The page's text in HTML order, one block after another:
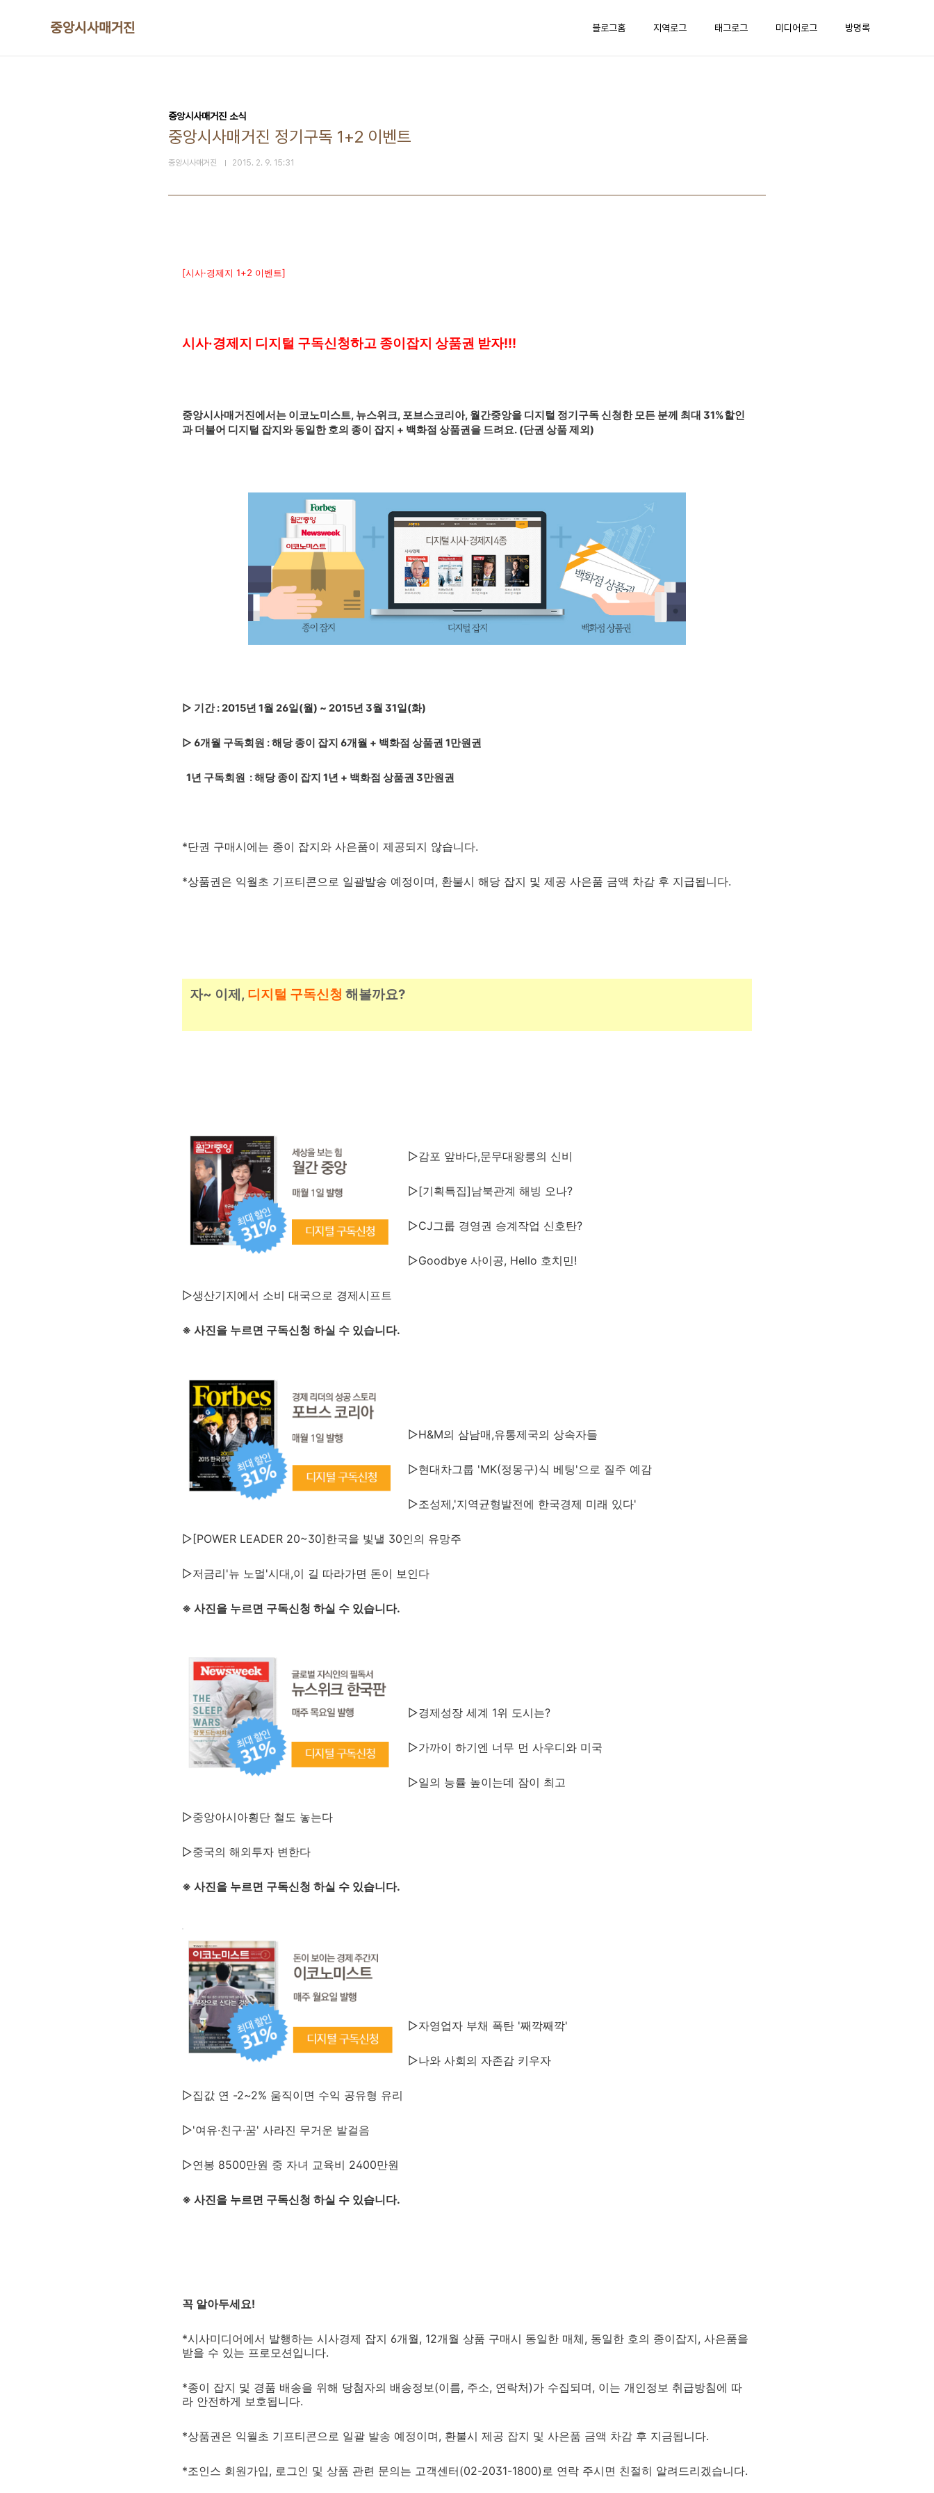
중앙시사매거진 블로그홈 지역로그 태그로그 미디어로그 방명록
중앙시사매거진 소식
중앙시사매거진 정기구독 1+2 이벤트
중앙시사매거진 2015. 2. 9. 15:31
[시사·경제지 1+2 이벤트]
시사·경제지 디지털 구독신청하고 종이잡지 상품권 받자!!!
중앙시사매거진에서는 이코노미스트, 뉴스위크, 포브스코리아, 월간중앙을 디지털 정기구독 신청한 모든 분께 최대 31%할인
과 더불어 디지털 잡지와 동일한 호의 종이 잡지 + 백화점 상품권을 드려요. (단권 상품 제외)
▷ 기간 : 2015년 1월 26일(월) ~ 2015년 3월 31일(화)
▷ 6개월 구독회원 : 해당 종이 잡지 6개월 + 백화점 상품권 1만원권
1년 구독회원 : 해당 종이 잡지 1년 + 백화점 상품권 3만원권
*단권 구매시에는 종이 잡지와 사은품이 제공되지 않습니다.
*상품권은 익월초 기프티콘으로 일괄발송 예정이며, 환불시 해당 잡지 및 제공 사은품 금액 차감 후 지급됩니다.
자~ 이제, 디지털 구독신청 해볼까요?
▷감포 앞바다,문무대왕릉의 신비
▷[기획특집]남북관계 해빙 오나?
▷CJ그룹 경영권 승계작업 신호탄?
▷Goodbye 사이공, Hello 호치민!
▷생산기지에서 소비 대국으로 경제시프트
※ 사진을 누르면 구독신청 하실 수 있습니다.
▷H&M의 삼남매,유통제국의 상속자들
▷현대차그룹 'MK(정몽구)식 베팅'으로 질주 예감
▷조성제,'지역균형발전에 한국경제 미래 있다'
▷[POWER LEADER 20~30]한국을 빛낼 30인의 유망주
▷저금리'뉴 노멀'시대,이 길 따라가면 돈이 보인다
※ 사진을 누르면 구독신청 하실 수 있습니다.
▷경제성장 세계 1위 도시는?
▷가까이 하기엔 너무 먼 사우디와 미국
▷일의 능률 높이는데 잠이 최고
▷중앙아시아횡단 철도 놓는다
▷중국의 해외투자 변한다
※ 사진을 누르면 구독신청 하실 수 있습니다.
▷자영업자 부채 폭탄 '째깍째깍'
▷나와 사회의 자존감 키우자
▷집값 연 -2~2% 움직이면 수익 공유형 유리
▷'여유·친구·꿈' 사라진 무거운 발걸음
▷연봉 8500만원 중 자녀 교육비 2400만원
※ 사진을 누르면 구독신청 하실 수 있습니다.
꼭 알아두세요!
*시사미디어에서 발행하는 시사경제 잡지 6개월, 12개월 상품 구매시 동일한 매체, 동일한 호의 종이잡지, 사은품을
받을 수 있는 프로모션입니다.
*종이 잡지 및 경품 배송을 위해 당첨자의 배송정보(이름, 주소, 연락처)가 수집되며, 이는 개인정보 취급방침에 따
라 안전하게 보호됩니다.
*상품권은 익월초 기프티콘으로 일괄 발송 예정이며, 환불시 제공 잡지 및 사은품 금액 차감 후 지금됩니다.
*조인스 회원가입, 로그인 및 상품 관련 문의는 고객센터(02-2031-1800)로 연락 주시면 친절히 알려드리겠습니다.